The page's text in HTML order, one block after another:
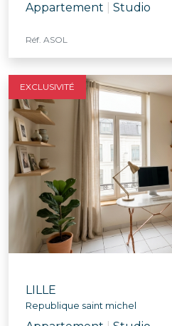
Appartement Studio
Réf. ASOL
EXCLUSIVITÉ
LILLE
Republique saint michel